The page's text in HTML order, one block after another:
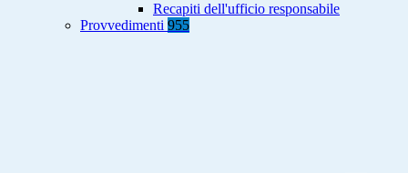
Recapiti dell'ufficio responsabile
Provvedimenti 955